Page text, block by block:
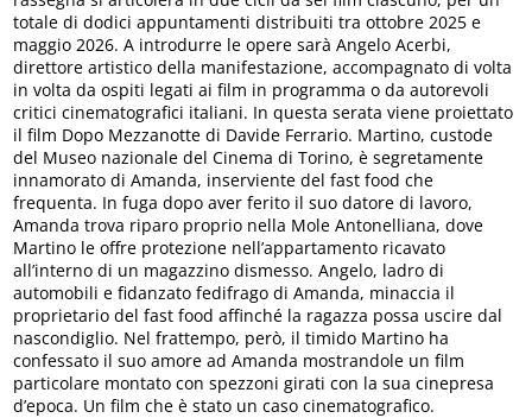
totale di dodici appuntamenti distribuiti tra ottobre 2025 e
maggio 2026. A introdurre le opere sarà Angelo Acerbi,
direttore artistico della manifestazione, accompagnato di volta
in volta da ospiti legati ai film in programma o da autorevoli
critici cinematografici italiani. In questa serata viene proiettato
il film Dopo Mezzanotte di Davide Ferrario. Martino, custode
del Museo nazionale del Cinema di Torino, è segretamente
innamorato di Amanda, inserviente del fast food che
frequenta. In fuga dopo aver ferito il suo datore di lavoro,
Amanda trova riparo proprio nella Mole Antonelliana, dove
Martino le offre protezione nell’appartamento ricavato
all’interno di un magazzino dismesso. Angelo, ladro di
automobili e fidanzato fedifrago di Amanda, minaccia il
proprietario del fast food affinché la ragazza possa uscire dal
nascondiglio. Nel frattempo, però, il timido Martino ha
confessato il suo amore ad Amanda mostrandole un film
particolare montato con spezzoni girati con la sua cinepresa
d’epoca. Un film che è stato un caso cinematografico.